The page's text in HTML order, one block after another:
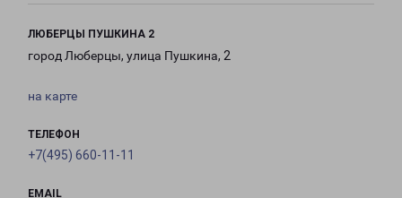
ЛЮБЕРЦЫ ПУШКИНА 2
город Люберцы, улица Пушкина, 2
на карте
ТЕЛЕФОН
+7(495) 660-11-11
EMAIL